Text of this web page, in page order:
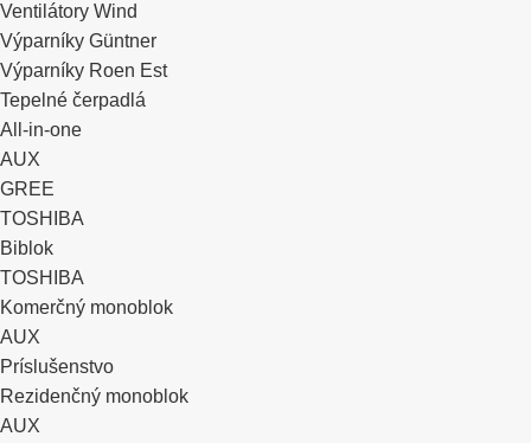
Ventilátory Wind
Výparníky Güntner
Výparníky Roen Est
Tepelné čerpadlá
All-in-one
AUX
GREE
TOSHIBA
Biblok
TOSHIBA
Komerčný monoblok
AUX
Príslušenstvo
Rezidenčný monoblok
AUX